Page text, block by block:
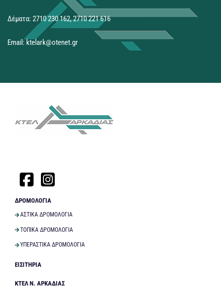
Δέματα: 2710 230 162, 2710 221 616
Εmail: ktelark@otenet.gr
ΔΡΟΜΟΛΟΓΙΑ
ΑΣΤΙΚΑ ΔΡΟΜΟΛΟΓΙΑ
ΤΟΠΙΚΑ ΔΡΟΜΟΛΟΓΙΑ
ΥΠΕΡΑΣΤΙΚΑ ΔΡΟΜΟΛΟΓΙΑ
ΕΙΣΙΤΗΡΙΑ
ΚΤΕΛ Ν. ΑΡΚΑΔΙΑΣ